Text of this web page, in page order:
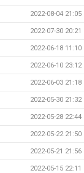
2022-08-04 21:05
2022-07-30 20:21
2022-06-18 11:10
2022-06-10 23:12
2022-06-03 21:18
2022-05-30 21:32
2022-05-28 22:44
2022-05-22 21:50
2022-05-21 21:56
2022-05-15 22:11